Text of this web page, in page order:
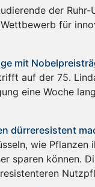
der
für
mit
auf der 75.
eine Woche
dürreresistent
wie
sparen können.